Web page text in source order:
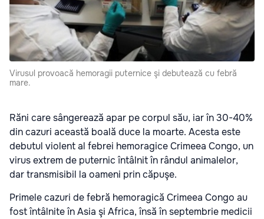
Virusul provoacă hemoragii puternice şi debutează cu febră
mare.
Răni care sângerează apar pe corpul său, iar în 30-40%
din cazuri această boală duce la moarte. Acesta este
debutul violent al febrei hemoragice Crimeea Congo, un
virus extrem de puternic întâlnit în rândul animalelor,
dar transmisibil la oameni prin căpuşe.
Primele cazuri defebră hemoragică Crimeea Congo au
fost întâlnite în Asia şi Africa, însă în septembrie medicii